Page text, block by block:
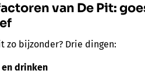
van De Pit:
zo bijzonder? Drie dingen:
drinken